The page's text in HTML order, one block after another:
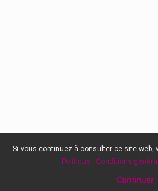
Si vous continuez à consulter ce site web,
Politique : Conditions
Continuer